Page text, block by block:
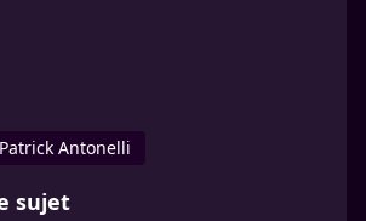
Patrick Antonelli
sujet